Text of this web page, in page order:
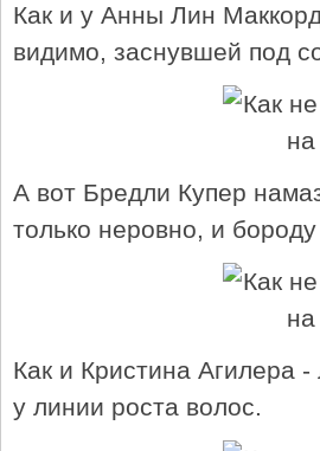
Как и у Анны Лин
видимо, заснувшей под
А вот Бредли Купер
только неровно, и
Как и Кристина Агилера -
у линии роста волос.